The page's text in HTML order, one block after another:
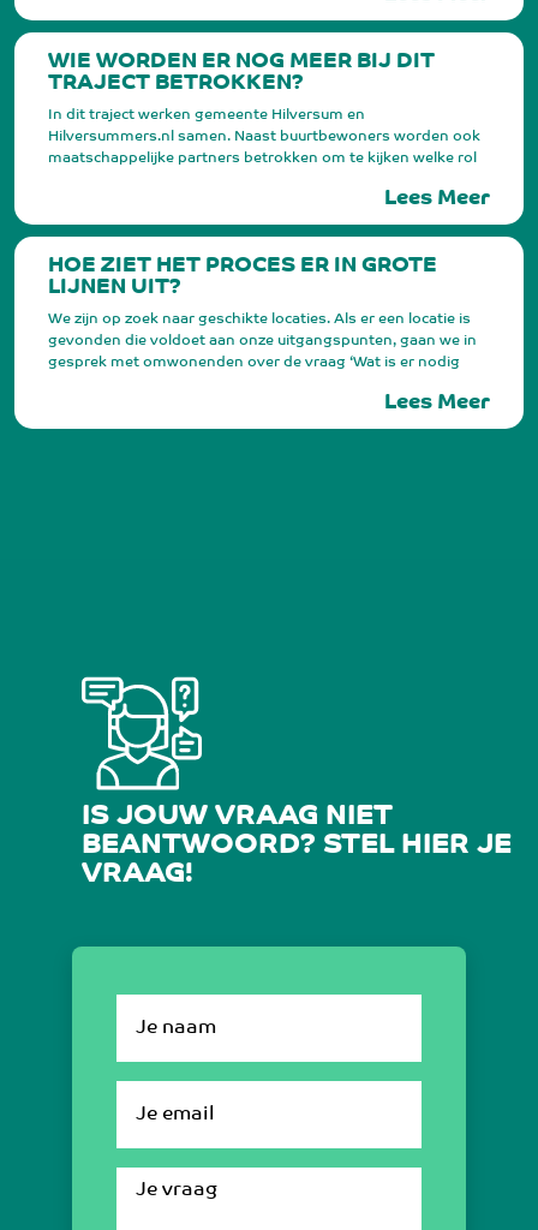
kunnen geven in de buurt. In deze gesprekken staat dan ook
asielopvang goed te regelen?
WIE WORDEN ER NOG MEER BIJ DIT
TRAJECT BETROKKEN?
In dit traject werken gemeente Hilversum en
Hilversummers.nl samen. Naast buurtbewoners worden ook
maatschappelijke partners betrokken om te kijken welke rol
te horen welke kansen zij zien. Daarnaast hebben we contact
met het Centraal Orgaan opvang asielzoekers (COA), die
zorgt tijdens hun asielprocedure.
Lees Meer
HOE ZIET HET PROCES ER IN GROTE
LIJNEN UIT?
We zijn op zoek naar geschikte locaties. Als er een locatie is
gevonden die voldoet aan onze uitgangspunten, gaan we in
gesprek met omwonenden over de vraag ‘Wat is er nodig
we maatschappelijk partners en ondernemers. Met de
resultaten van deze gesprekken gaan we aan de slag om de
Lees Meer
IS JOUW VRAAG NIET
BEANTWOORD? STEL HIER JE
VRAAG!